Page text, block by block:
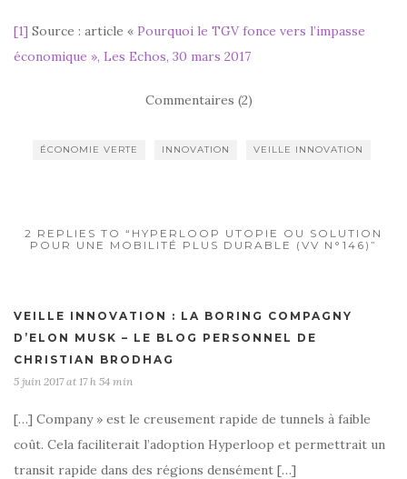
[1] Source : article « Pourquoi le TGV fonce vers l’impasse
économique », Les Echos, 30 mars 2017
Commentaires (2)
ÉCONOMIE VERTE INNOVATION VEILLE INNOVATION
2 REPLIES TO “HYPERLOOP UTOPIE OU SOLUTION
POUR UNE MOBILITÉ PLUS DURABLE (VV N°146)”
VEILLE INNOVATION : LA BORING COMPAGNY
D’ELON MUSK – LE BLOG PERSONNEL DE
CHRISTIAN BRODHAG
5 juin 2017 at 17 h 54 min
[…] Company » est le creusement rapide de tunnels à faible
coût. Cela faciliterait l’adoption Hyperloop et permettrait un
transit rapide dans des régions densément […]